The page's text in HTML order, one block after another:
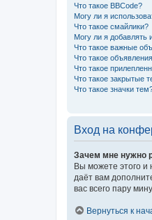
Что такое BBCode?
Могу ли я
Что такое смайлики?
Могу ли я добавлять
Что такое важные
Что такое
Что такое
Что такое закрытые
Что такое значки
Вход на
Зачем мне нужно
Вы можете этого и
даёт вам
вас всего пару
Вернуться к